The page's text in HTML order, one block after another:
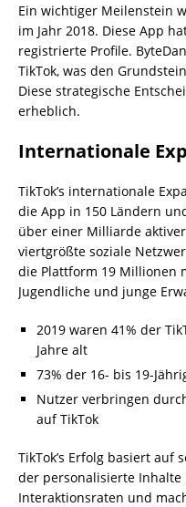
Ein wichtiger Meilenstein
im Jahr 2018. Diese App
registrierte Profile.
TikTok, was den
Diese strategische
erheblich.
Internationale
TikTok’s internationale
die App in 150 Ländern
über einer Milliarde
viertgrößte soziale
die Plattform 19 Millionen
Jugendliche und junge
2019 waren 41% der
Jahre alt
73% der 16- bis 19-
Nutzer verbringen
auf TikTok
TikTok’s Erfolg basiert
der personalisierte
Interaktionsraten und